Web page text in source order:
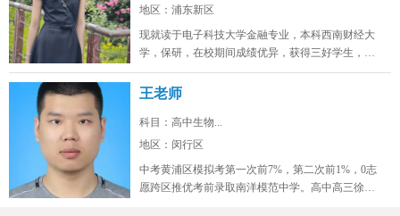
地区：浦东新区
现就读于电子科技大学金融专业，本科西南财经大
学，保研，在校期间成绩优异，获得三好学生，英
语四级证书，英语六级证书，英语六...
王老师
科目：高中生物...
地区：闵行区
中考黄浦区模拟考第一次前7%，第二次前1%，0志
愿跨区推优考前录取南洋模范中学。高中高三徐汇